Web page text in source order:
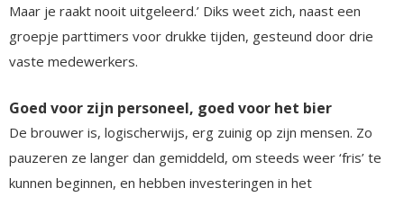
Maar je raakt nooit uitgeleerd.’ Diks weet zich, naast een
groepje parttimers voor drukke tijden, gesteund door drie
vaste medewerkers.
Goed voor zijn personeel, goed voor het bier
De brouwer is, logischerwijs, erg zuinig op zijn mensen. Zo
pauzeren ze langer dan gemiddeld, om steeds weer ‘fris’ te
kunnen beginnen, en hebben investeringen in het